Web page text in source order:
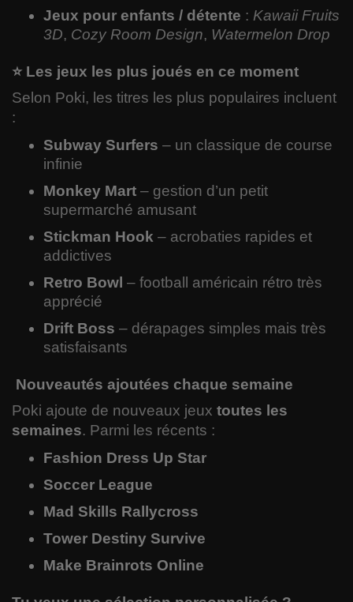
Jeux pour enfants / détente : Kawaii Fruits
3D, Cozy Room Design, Watermelon Drop
⭐ Les jeux les plus joués en ce moment
Selon Poki, les titres les plus populaires incluent
:
Subway Surfers – un classique de course
infinie
Monkey Mart – gestion d’un petit
supermarché amusant
Stickman Hook – acrobaties rapides et
addictives
Retro Bowl – football américain rétro très
apprécié
Drift Boss – dérapages simples mais très
satisfaisants
Nouveautés ajoutées chaque semaine
Poki ajoute de nouveaux jeux toutes les
semaines. Parmi les récents :
Fashion Dress Up Star
Soccer League
Mad Skills Rallycross
Tower Destiny Survive
Make Brainrots Online